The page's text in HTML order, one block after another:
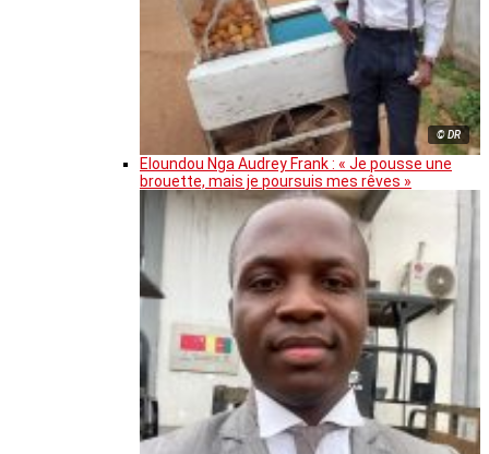
© DR
Eloundou Nga Audrey Frank : « Je pousse une
brouette, mais je poursuis mes rêves »